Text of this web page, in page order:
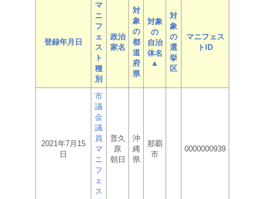
登録年月日
マ
ニ
フ
ェ
ス
ト
種
別
政治
家名
対
象
の
都
道
府
県
対象
の
自治
体名
▲
対
象
の
選
挙
区
マニフェス
トID
2021年7月15
日
市
議
会
議
員
マ
ニ
フ
ェ
ス
普久
原
朝日
沖
縄
県
那覇
市
0000000939